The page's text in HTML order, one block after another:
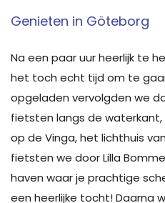
Genieten in Göteborg
Na een paar uur heerlijk te
het toch echt tijd om te
opgeladen vervolgden we
fietsten langs de
op de Vinga, het lichthuis
fietsten we door Lilla
haven waar je prachtige
een heerlijke tocht! Daarna